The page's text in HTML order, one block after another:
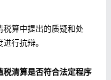
算中提出的质疑和处
行抗辩。
税清算是否符合法定程序